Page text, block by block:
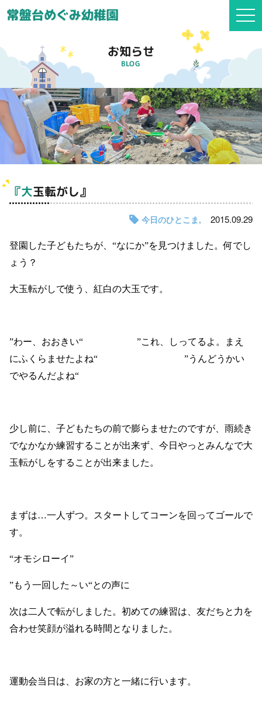
お知らせ
BLOG
『大玉転がし』
今日のひとこま 2015.09.29
登園した子どもたちが、“なにか”を見つけました。何でし
ょう？
大玉転がしで使う、紅白の大玉です。
”わー、おおきい“ ”これ、しってるよ。まえ
にふくらませたよね“ ”うんどうかい
でやるんだよね“
少し前に、子どもたちの前で膨らませたのですが、雨続き
でなかなか練習することが出来ず、今日やっとみんなで大
玉転がしをすることが出来ました。
まずは…一人ずつ。スタートしてコーンを回ってゴールで
す。
“オモシローイ”
”もう一回した～い“との声に
次は二人で転がしました。初めての練習は、友だちと力を
合わせ笑顔が溢れる時間となりました。
運動会当日は、お家の方と一緒に行います。